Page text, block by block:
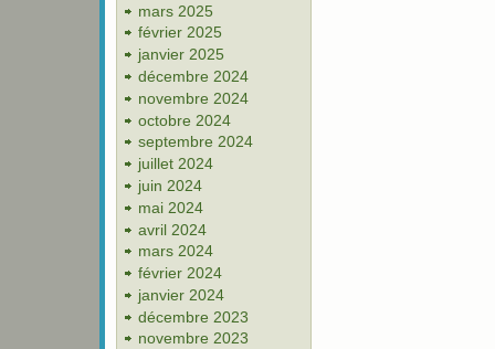
mars 2025
février 2025
janvier 2025
décembre 2024
novembre 2024
octobre 2024
septembre 2024
juillet 2024
juin 2024
mai 2024
avril 2024
mars 2024
février 2024
janvier 2024
décembre 2023
novembre 2023